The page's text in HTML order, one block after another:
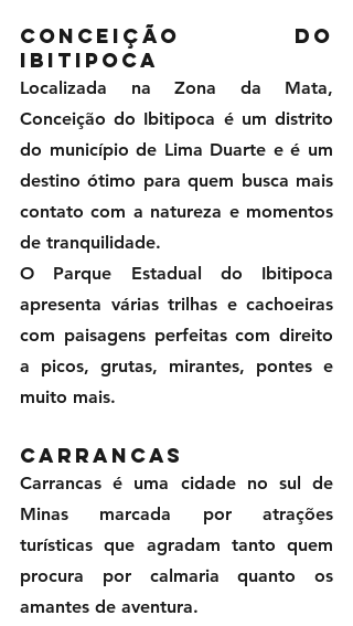
Conceição do
Ibitipoca
Localizada na Zona da Mata,
Conceição do Ibitipoca é um distrito
do município de Lima Duarte e é um
destino ótimo para quem busca mais
contato com a natureza e momentos
de tranquilidade.
O Parque Estadual do Ibitipoca
apresenta várias trilhas e cachoeiras
com paisagens perfeitas com direito
a picos, grutas, mirantes, pontes e
muito mais.
Carrancas
Carrancas é uma cidade no sul de
Minas marcada por atrações
turísticas que agradam tanto quem
procura por calmaria quanto os
amantes de aventura.